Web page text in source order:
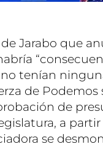
de Jarabo que
tenían
de Podemos
de
a partir
se